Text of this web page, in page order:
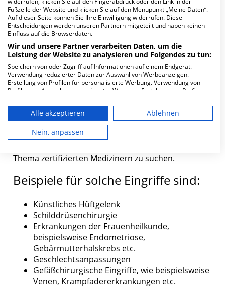
die Spezialisierung zu achten.
Grundsätzlich ist das deutsche Gesundheitssystem
im internationalen Vergleich gut aufgestellt. Sie
können davon ausgehen, in allen deutschen
Krankenhäusern eine gute Behandlung zu
bekommen.
benötigen, kann es dennoch sinnvoll sein,
spezialisierte Kliniken zu wählen.
Besonders bei komplexeren Behandlungen oder
Thema zertifizierten Medizinern zu suchen.
Beispiele für solche Eingriffe sind:
Künstliches Hüftgelenk
Schilddrüsenchirurgie
Erkrankungen der Frauenheilkunde,
beispielsweise Endometriose,
Gebärmutterhalskrebs etc.
Geschlechtsanpassungen
Gefäßchirurgische Eingriffe, wie beispielsweise
Venen, Krampfadererkrankungen etc.
Fußzeile der Website und klicken Sie auf den Menüpunkt „Meine Daten“.
Auf dieser Seite können Sie Ihre Einwilligung widerrufen. Diese
Entscheidungen werden unseren Partnern mitgeteilt und haben keinen
Einfluss auf die Browserdaten.
Wir und unsere Partner verarbeiten Daten, um die
Leistung der Website zu analysieren und Folgendes zu tun:
Speichern von oder Zugriff auf Informationen auf einem Endgerät.
Verwendung reduzierter Daten zur Auswahl von Werbeanzeigen.
Erstellung von Profilen für personalisierte Werbung. Verwendung von
Profilen zur Auswahl personalisierter Werbung. Erstellung von Profilen
personalisierter Inhalte. Messung der Werbeleistung. Messung der
Performance von Inhalten. Analyse von Zielgruppen durch Statistiken
oder Kombinationen von Daten aus verschiedenen Quellen. Entwicklung
und Verbesserung der Angebote. Verwendung reduzierter Daten zur
Auswahl von Inhalten.
die USA gesendet werden.
Website/App.
Partnerliste anzeigen (1 IAB-Anbieter)
Wir nutzen Ihre Daten für folgende Zwecke:
IAB-Verarbeitungszwecke:
Speichern von oder Zugriff auf
Informationen auf einem Endgerät
Verwendung reduzierter Daten zur Auswahl
von Werbeanzeigen
Erstellung von Profilen für personalisierte
Alle akzeptieren
Ablehnen
Nein, anpassen